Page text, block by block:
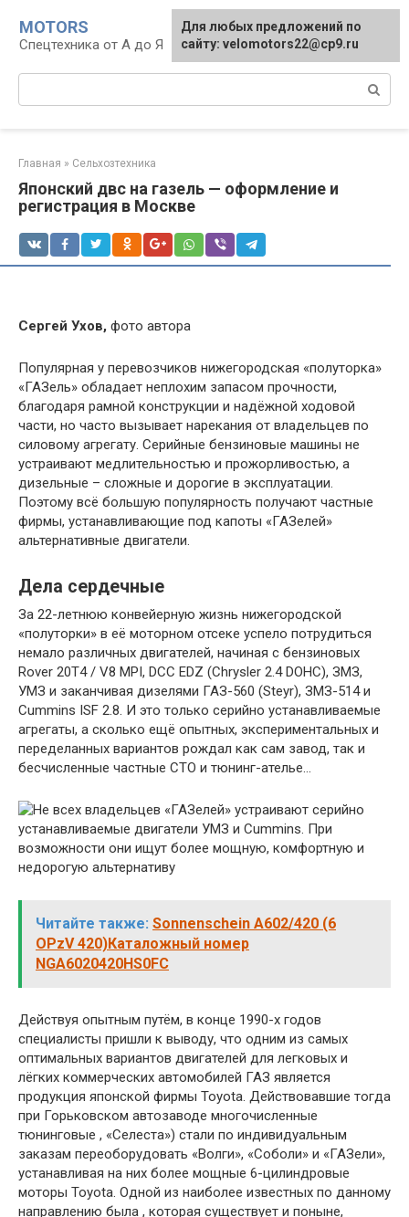
контенту
MOTORS
Спецтехника от А до Я
Главная » Сельхозтехника
Японский двс на газель — оформление и
регистрация в Москве
Сергей Ухов, фото автора
Популярная у перевозчиков нижегородская «полуторка»
«ГАЗель» обладает неплохим запасом прочности,
благодаря рамной конструкции и надёжной ходовой
части, но часто вызывает нарекания от владельцев по
силовому агрегату. Серийные бензиновые машины не
устраивают медлительностью и прожорливостью, а
дизельные – сложные и дорогие в эксплуатации.
Поэтому всё большую популярность получают частные
фирмы, устанавливающие под капоты «ГАЗелей»
альтернативные двигатели.
Дела сердечные
За 22-летнюю конвейерную жизнь нижегородской
«полуторки» в её моторном отсеке успело потрудиться
немало различных двигателей, начиная с бензиновых
Rover 20T4 / V8 MPI, DCC EDZ (Chrysler 2.4 DOHC), ЗМЗ,
УМЗ и заканчивая дизелями ГАЗ-560 (Steyr), ЗМЗ-514 и
Cummins ISF 2.8. И это только серийно устанавливаемые
агрегаты, а сколько ещё опытных, экспериментальных и
переделанных вариантов рождал как сам завод, так и
бесчисленные частные СТО и тюнинг-ателье…
Читайте также: Sonnenschein A602/420 (6
OPzV 420)Каталожный номер
NGA6020420HS0FC
Действуя опытным путём, в конце 1990-х годов
специалисты пришли к выводу, что одним из самых
оптимальных вариантов двигателей для легковых и
лёгких коммерческих автомобилей ГАЗ является
продукция японской фирмы Toyota. Действовавшие тогда
при Горьковском автозаводе многочисленные
тюнинговые , «Селеста») стали по индивидуальным
заказам переоборудовать «Волги», «Соболи» и «ГАЗели»,
устанавливая на них более мощные 6-цилиндровые
моторы Toyota. Одной из наиболее известных по данному
направлению была , которая существует и поныне,
Для любых предложений по
сайту: velomotors22@cp9.ru